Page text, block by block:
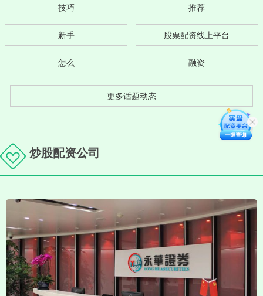
技巧 推荐
新手 股票配资线上平台
怎么 融资
更多话题动态
炒股配资公司